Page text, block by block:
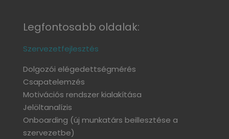
Legfontosabb oldalak:
Szervezetfejlesztés
Dolgozói elégedettségmérés
Csapatelemzés
Motivációs rendszer kialakítása
Jelöltanalízis
Onboarding (új munkatárs beillesztése a
szervezetbe)